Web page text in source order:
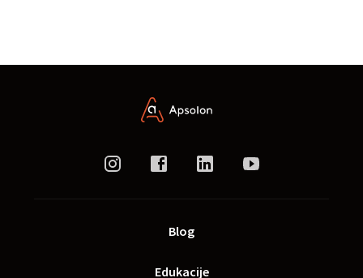
Blog
Edukacije